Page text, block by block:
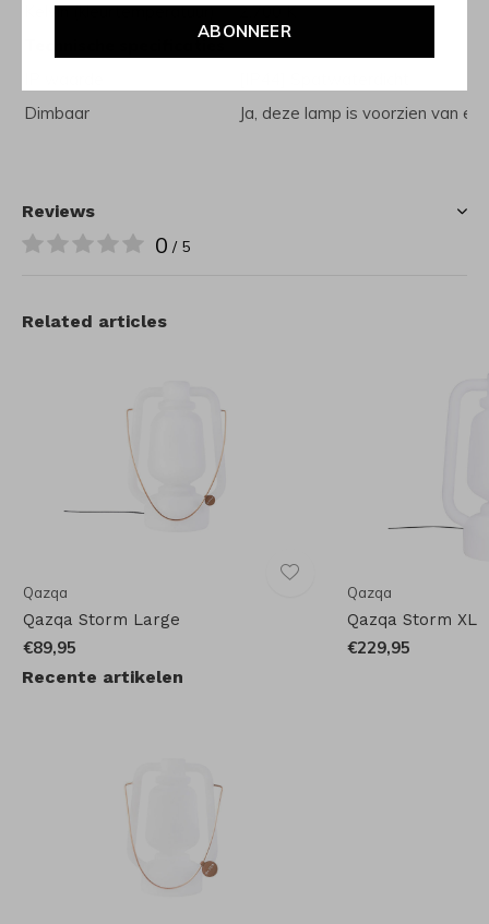
ABONNEER
Kelvin (kleurtemperatuur)
2.700 K
Dimbaar
Ja, deze lamp is voorzien van
Reviews
0 / 5
Related articles
Qazqa
Qazqa Storm Large
€89,95
Qazqa
Qazqa Storm XL
€229,95
Recente artikelen